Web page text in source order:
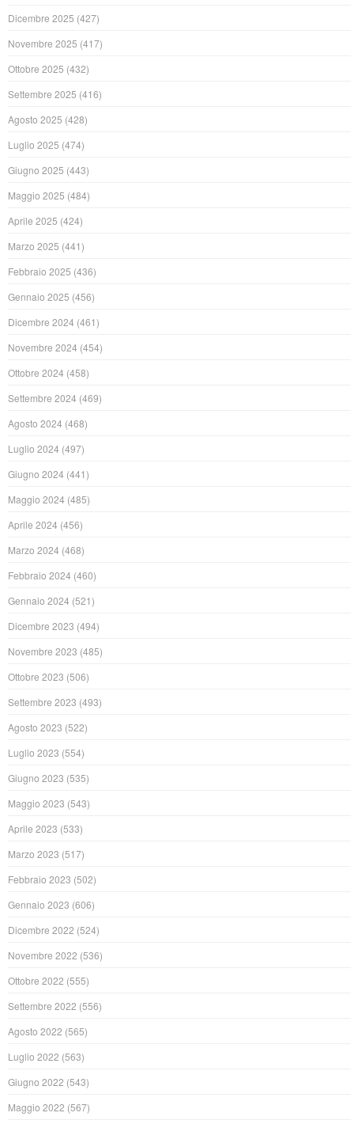
Dicembre 2025 (427)
Novembre 2025 (417)
Ottobre 2025 (432)
Settembre 2025 (416)
Agosto 2025 (428)
Luglio 2025 (474)
Giugno 2025 (443)
Maggio 2025 (484)
Aprile 2025 (424)
Marzo 2025 (441)
Febbraio 2025 (436)
Gennaio 2025 (456)
Dicembre 2024 (461)
Novembre 2024 (454)
Ottobre 2024 (458)
Settembre 2024 (469)
Agosto 2024 (468)
Luglio 2024 (497)
Giugno 2024 (441)
Maggio 2024 (485)
Aprile 2024 (456)
Marzo 2024 (468)
Febbraio 2024 (460)
Gennaio 2024 (521)
Dicembre 2023 (494)
Novembre 2023 (485)
Ottobre 2023 (506)
Settembre 2023 (493)
Agosto 2023 (522)
Luglio 2023 (554)
Giugno 2023 (535)
Maggio 2023 (543)
Aprile 2023 (533)
Marzo 2023 (517)
Febbraio 2023 (502)
Gennaio 2023 (606)
Dicembre 2022 (524)
Novembre 2022 (536)
Ottobre 2022 (555)
Settembre 2022 (556)
Agosto 2022 (565)
Luglio 2022 (563)
Giugno 2022 (543)
Maggio 2022 (567)